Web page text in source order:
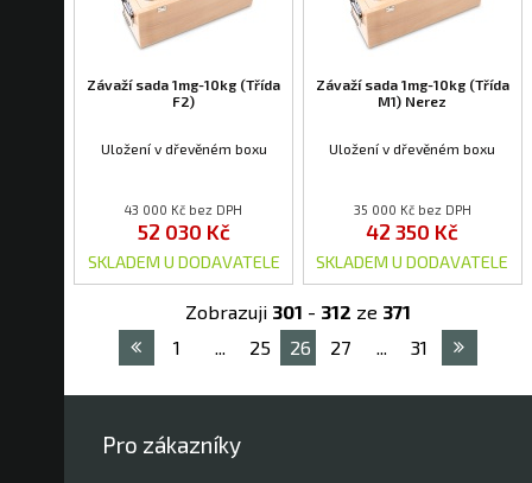
Závaží sada 1mg-10kg (Třída
F2)
Uložení v dřevěném boxu
43 000 Kč bez DPH
52 030 Kč
SKLADEM U DODAVATELE
Závaží sada 1mg-10kg (Třída
M1) Nerez
Uložení v dřevěném boxu
35 000 Kč bez DPH
42 350 Kč
SKLADEM U DODAVATELE
Zobrazuji 301 - 312 ze 371
1
... 25 26 27 ... 31
Pro zákazníky